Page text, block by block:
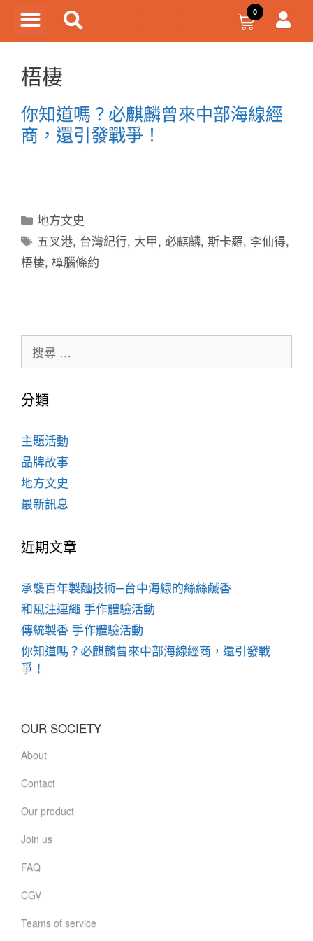
梧棲
你知道嗎？必麒麟曾來中部海線經
商，還引發戰爭！
地方文史
五叉港, 台灣紀行, 大甲,必麒麟,斯卡羅, 李仙得,
梧棲, 樟腦條約
分類
主題活動
品牌故事
地方文史
最新訊息
近期文章
承襲百年製麵技術─台中海線的絲絲鹹香
和風注連繩 手作體驗活動
傳統製香 手作體驗活動
你知道嗎？必麒麟曾來中部海線經商，還引發戰
爭！
OUR SOCIETY
About
Contact
Our product
Join us
FAQ
CGV
Teams of service